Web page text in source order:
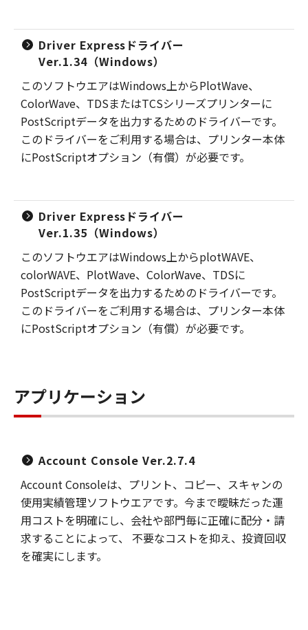
Driver Expressドライバー
Ver.1.34（Windows）
このソフトウエアはWindows上からPlotWave、
ColorWave、TDSまたはTCSシリーズプリンターに
PostScriptデータを出力するためのドライバーです。
このドライバーをご利用する場合は、プリンター本体
にPostScriptオプション（有償）が必要です。
Driver Expressドライバー
Ver.1.35（Windows）
このソフトウエアはWindows上からplotWAVE、
colorWAVE、PlotWave、ColorWave、TDSに
PostScriptデータを出力するためのドライバーです。
このドライバーをご利用する場合は、プリンター本体
にPostScriptオプション（有償）が必要です。
アプリケーション
Account Console Ver.2.7.4
Account Consoleは、プリント、コピー、スキャンの
使用実績管理ソフトウエアです。今まで曖昧だった運
用コストを明確にし、会社や部門毎に正確に配分・請
求することによって、 不要なコストを抑え、投資回収
を確実にします。